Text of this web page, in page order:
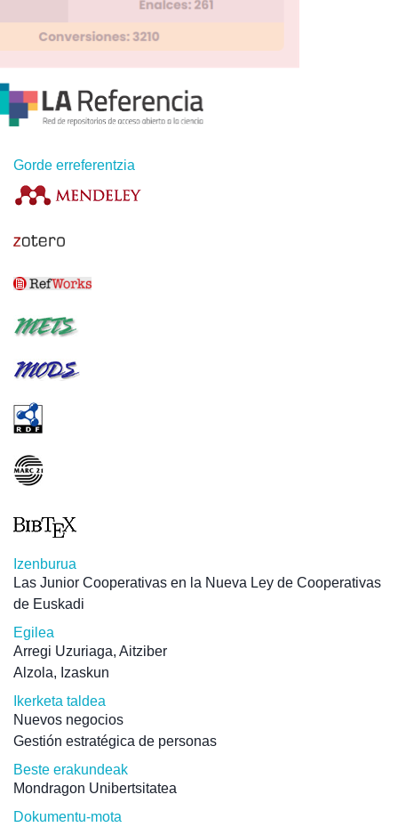
Gorde erreferentzia
Izenburua
Las Junior Cooperativas en la Nueva Ley de Cooperativas
de Euskadi
Egilea
Arregi Uzuriaga, Aitziber
Alzola, Izaskun
Ikerketa taldea
Nuevos negocios
Gestión estratégica de personas
Beste erakundeak
Mondragon Unibertsitatea
Dokumentu-mota